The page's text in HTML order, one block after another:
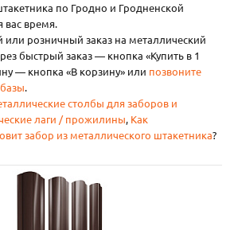
по Гродно и Гродненской
вас время.
розничный заказ на металлический
быстрый заказ — кнопка «Купить в 1
— кнопка «В корзину» или позвоните
.
столбы для заборов и
лаги / прожилины, Как
забор из металлического штакетника?